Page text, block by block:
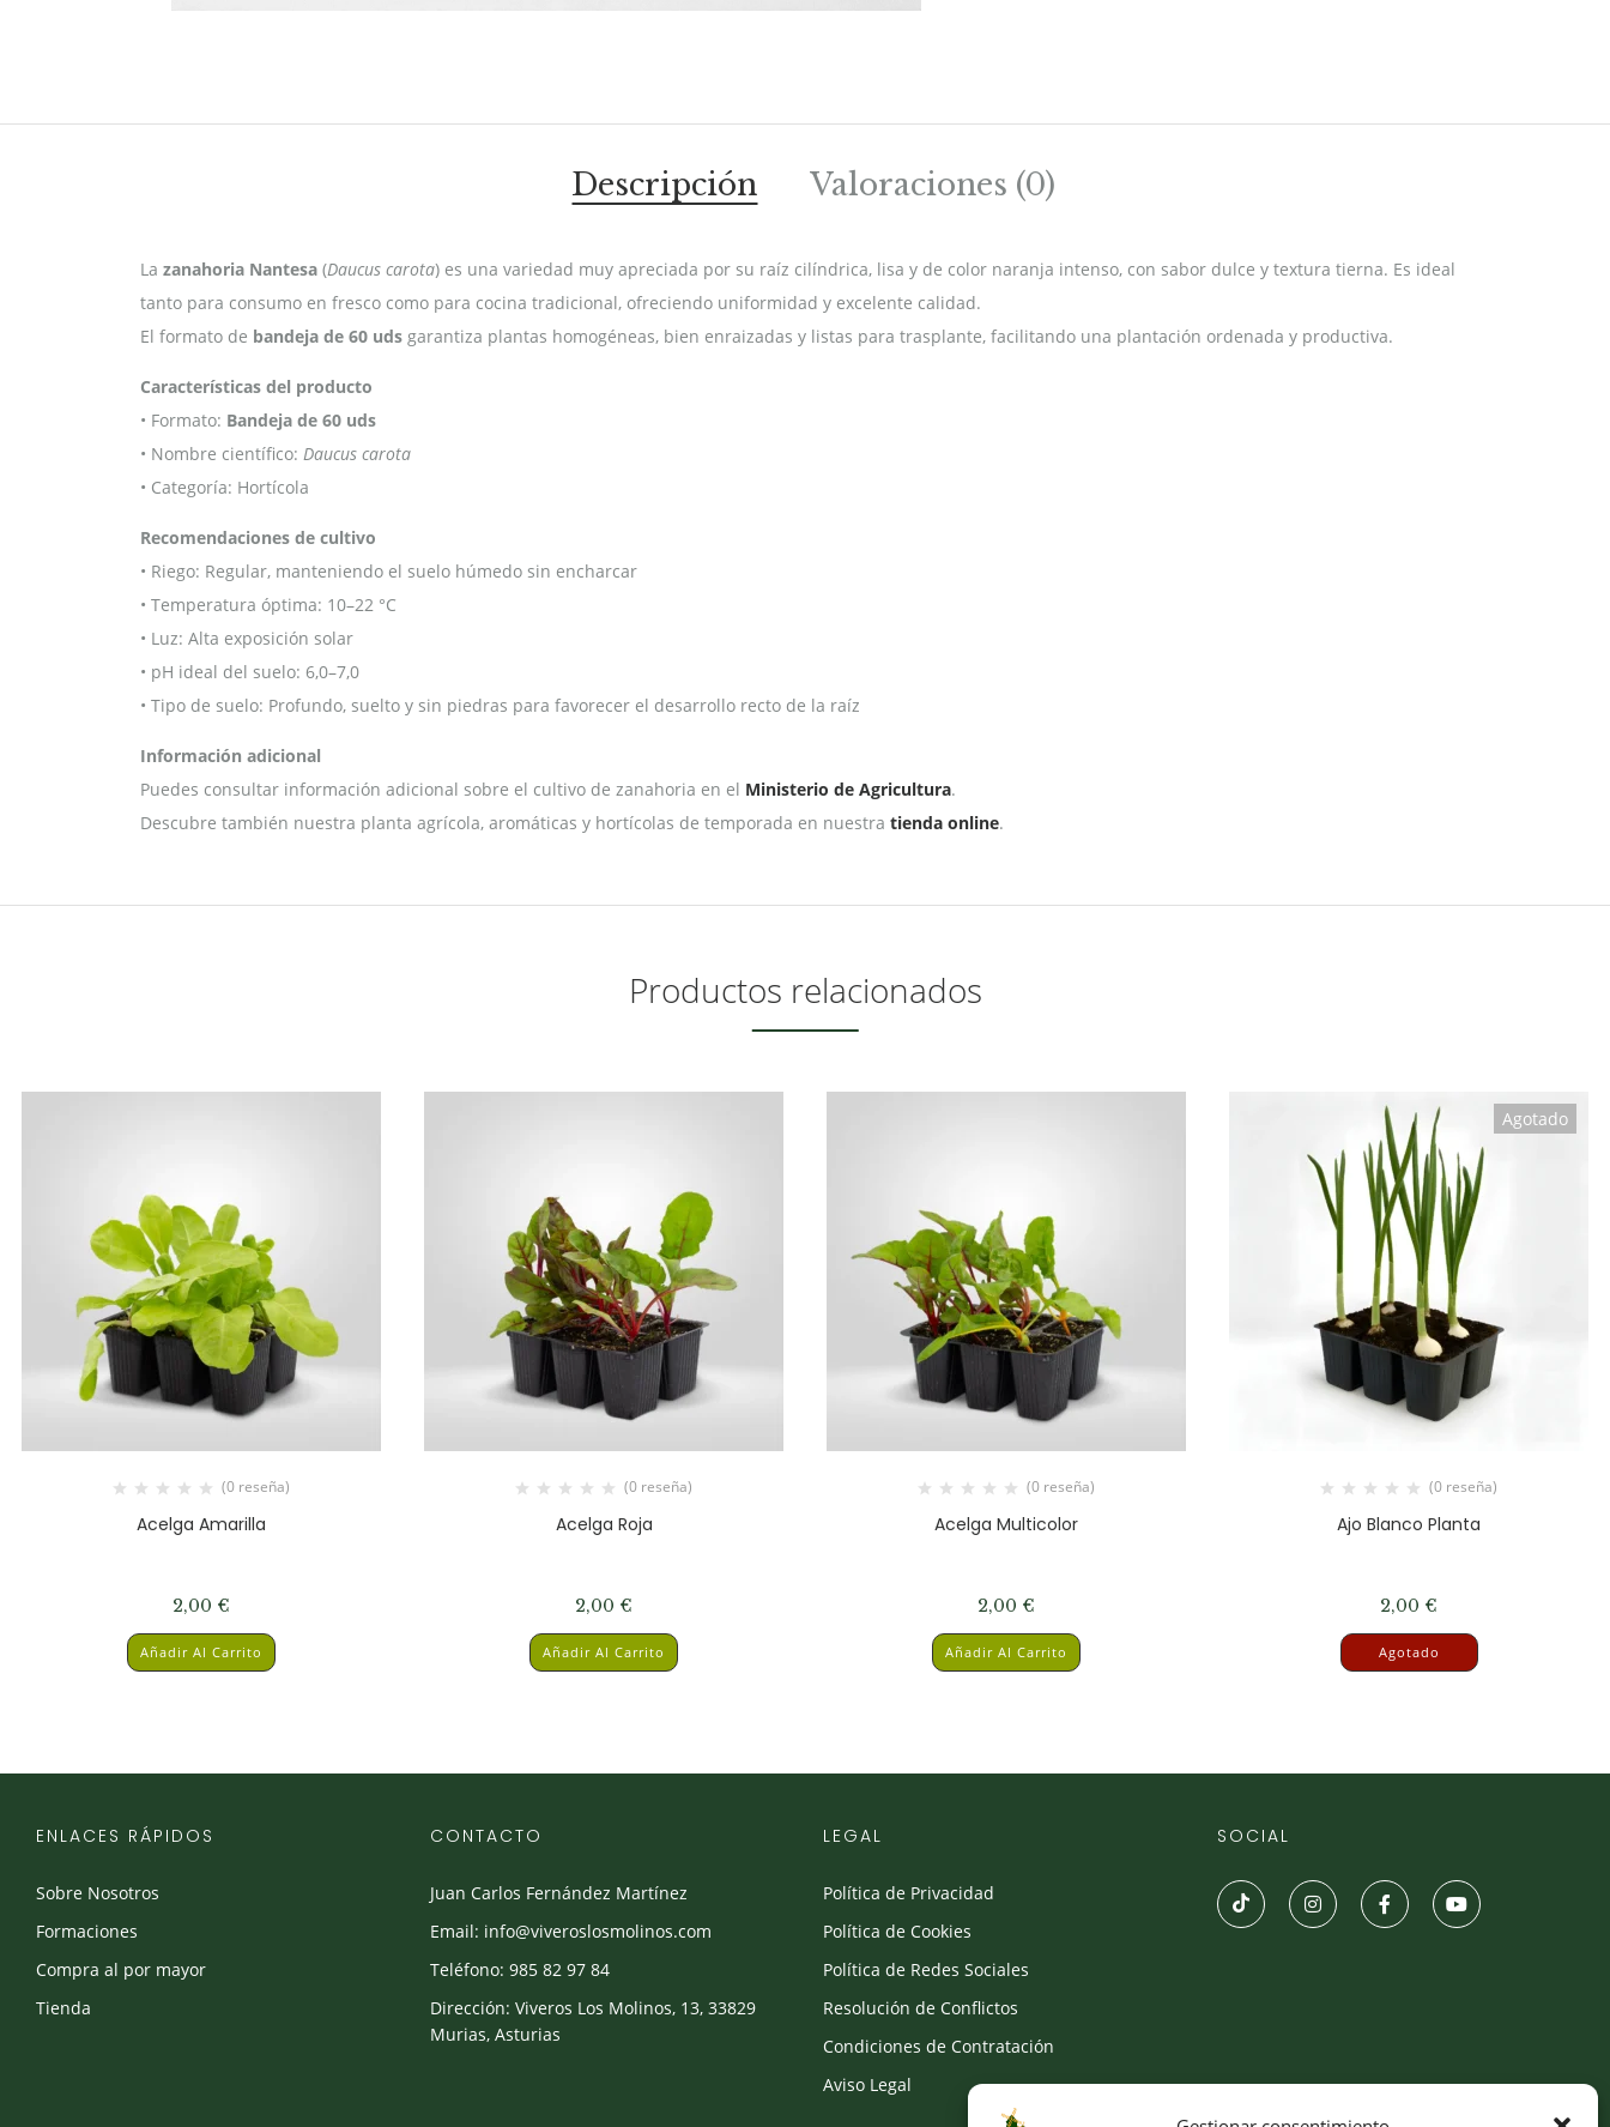
Descripción Valoraciones (0)
La zanahoria Nantesa (Daucus carota) es una variedad muy apreciada por su raíz cilíndrica, lisa y de color naranja intenso, con sabor dulce y textura tierna. Es ideal
tanto para consumo en fresco como para cocina tradicional, ofreciendo uniformidad y excelente calidad.
El formato de bandeja de 60 uds garantiza plantas homogéneas, bien enraizadas y listas para trasplante, facilitando una plantación ordenada y productiva.
Características del producto
• Formato: Bandeja de 60 uds
• Nombre científico: Daucus carota
• Categoría: Hortícola
Recomendaciones de cultivo
• Riego: Regular, manteniendo el suelo húmedo sin encharcar
• Temperatura óptima: 10–22 °C
• Luz: Alta exposición solar
• pH ideal del suelo: 6,0–7,0
• Tipo de suelo: Profundo, suelto y sin piedras para favorecer el desarrollo recto de la raíz
Información adicional
Puedes consultar información adicional sobre el cultivo de zanahoria en el Ministerio de Agricultura.
Descubre también nuestra planta agrícola, aromáticas y hortícolas de temporada en nuestra tienda online.
Productos relacionados
(0 reseña)
Acelga Amarilla
2,00 €
Añadir Al Carrito
(0 reseña)
Acelga Roja
2,00 €
Añadir Al Carrito
(0 reseña)
Acelga Multicolor
2,00 €
Añadir Al Carrito
Agotado
(0 reseña)
Ajo Blanco Planta
2,00 €
Agotado
ENLACES RÁPIDOS
Sobre Nosotros
Formaciones
Compra al por mayor
Tienda
CONTACTO
Juan Carlos Fernández Martínez
Email: info@viveroslosmolinos.com
Teléfono: 985 82 97 84
Dirección: Viveros Los Molinos, 13, 33829
Murias, Asturias
LEGAL
Política de Privacidad
Política de Cookies
Política de Redes Sociales
Resolución de Conflictos
Condiciones de Contratación
Aviso Legal
SOCIAL